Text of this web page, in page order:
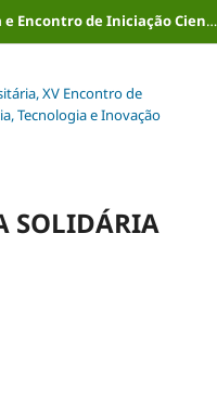
Anais da Semana Universitária e Encontro de Iniciação Científica (ISSN: 2316-8226)
XV Encontro de
Tecnologia e Inovação
SOLIDÁRIA